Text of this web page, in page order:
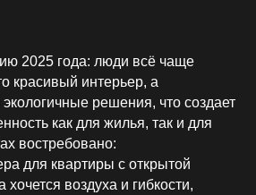
2025 года: люди всё чаще
красивый интерьер, а
решения, что создает
как для жилья, так и для
востребовано:
для квартиры с открытой
хочется воздуха и гибкости,